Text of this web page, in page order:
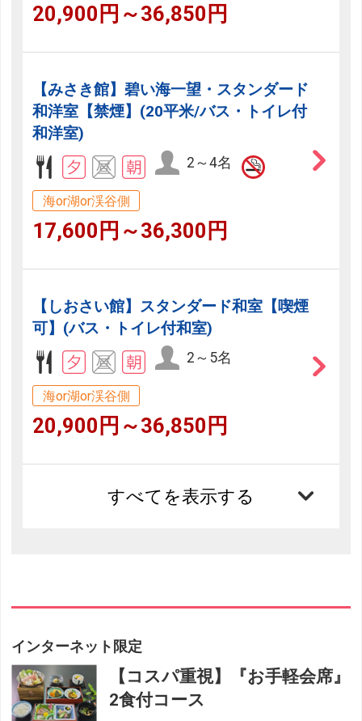
20,900円～36,850円
【みさき館】碧い海一望・スタンダード
和洋室【禁煙】(20平米/バス・トイレ付
和洋室)
2～4名
海or湖or渓谷側
17,600円～36,300円
【しおさい館】スタンダード和室【喫煙
可】(バス・トイレ付和室)
2～5名
海or湖or渓谷側
20,900円～36,850円
すべてを表示する
インターネット限定
【コスパ重視】『お手軽会席』
2食付コース